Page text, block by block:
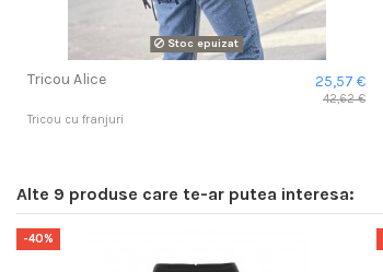
Stoc epuizat
Tricou Alice 25,57 €
42,62 €
Tricou cu franjuri
Alte 9 produse care te-ar putea interesa:
-40%